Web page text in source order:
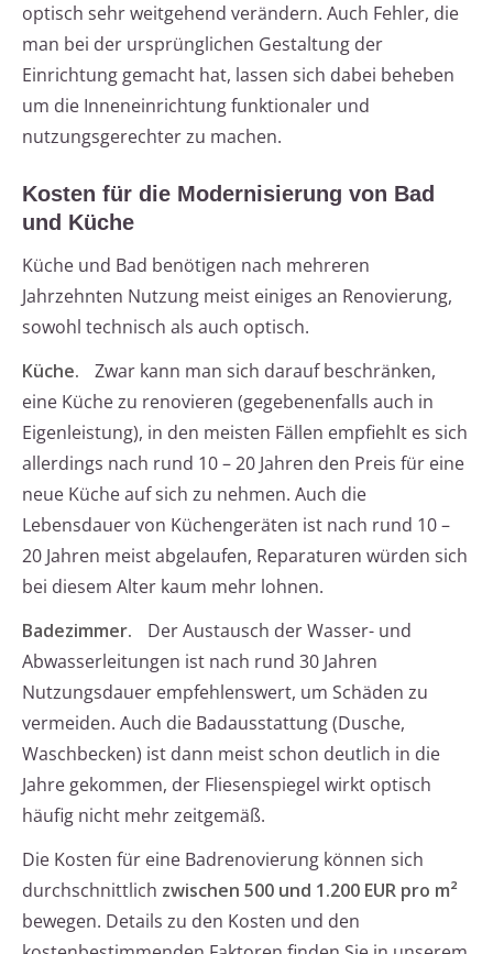
optisch sehr weitgehend verändern. Auch Fehler, die
man bei der ursprünglichen Gestaltung der
Einrichtung gemacht hat, lassen sich dabei beheben
um die Inneneinrichtung funktionaler und
nutzungsgerechter zu machen.
Kosten für die Modernisierung von Bad
und Küche
Küche und Bad benötigen nach mehreren
Jahrzehnten Nutzung meist einiges an Renovierung,
sowohl technisch als auch optisch.
Küche.
Zwar kann man sich darauf beschränken,
eine Küche zu renovieren (gegebenenfalls auch in
Eigenleistung), in den meisten Fällen empfiehlt es sich
allerdings nach rund 10 – 20 Jahren den Preis für eine
neue Küche auf sich zu nehmen. Auch die
Lebensdauer von Küchengeräten ist nach rund 10 –
20 Jahren meist abgelaufen, Reparaturen würden sich
bei diesem Alter kaum mehr lohnen.
Badezimmer.
Der Austausch der Wasser- und
Abwasserleitungen ist nach rund 30 Jahren
Nutzungsdauer empfehlenswert, um Schäden zu
vermeiden. Auch die Badausstattung (Dusche,
Waschbecken) ist dann meist schon deutlich in die
Jahre gekommen, der Fliesenspiegel wirkt optisch
häufig nicht mehr zeitgemäß.
Die Kosten für eine Badrenovierung können sich
durchschnittlich zwischen 500 und 1.200 EUR pro m²
bewegen. Details zu den Kosten und den